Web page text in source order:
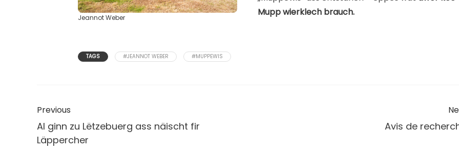
Jeannot Weber
Mupp wierklech brauch.
TAGS #JEANNOT WEBER #MUPPEWIS
Previous
Al ginn zu Lëtzebuerg ass näischt fir
Läppercher
Avis de